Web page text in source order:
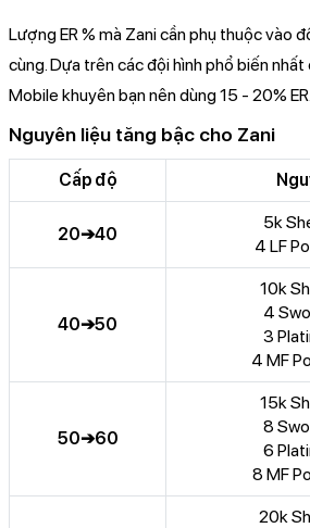
Lượng ER % mà Zani cần phụ thuộc vào
cùng. Dựa trên các đội hình phổ biến nhất
Mobile khuyên bạn nên dùng 15 - 20% ER.
Nguyên liệu tăng bậc cho Zani
Cấp độ
20➔40
5k
4 LF
40➔50
10k
4
3
4 MF
50➔60
15k
8
6
8 MF
20k